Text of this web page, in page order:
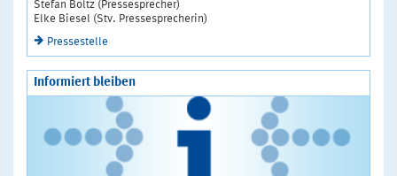
Stefan Boltz (Pressesprecher)
Elke Biesel (Stv. Pressesprecherin)
Pressestelle
Informiert bleiben